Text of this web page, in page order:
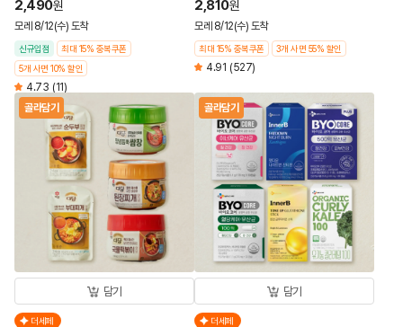
2,490원
모레 8/12(수) 도착
신규입점
최대 15% 중복쿠폰
5개 사면 10% 할인
4.73 (11)
2,810원
모레 8/12(수) 도착
최대 15% 중복쿠폰 3개 사면 55% 할인
4.91 (527)
골라담기
담기
더세페
골라담기
담기
더세페